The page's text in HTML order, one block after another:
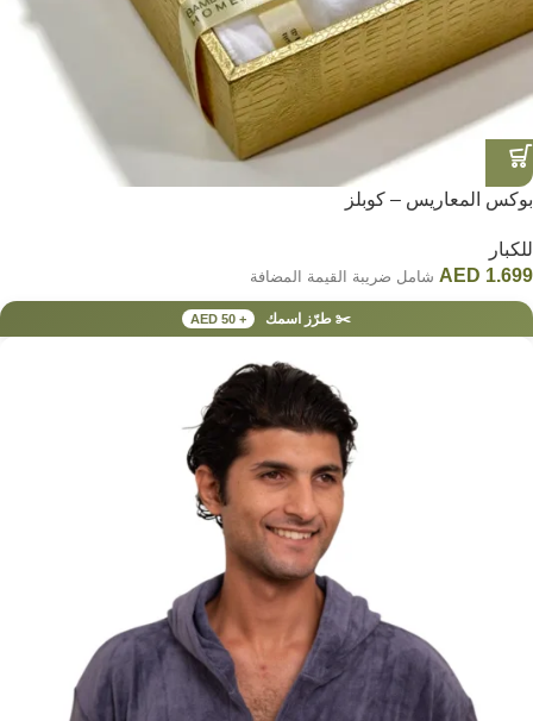
بوكس المعاريس – كوبلز
للكبار
AED 1.699 شامل ضريبة القيمة المضافة
✂️ طرّز اسمك + AED 50